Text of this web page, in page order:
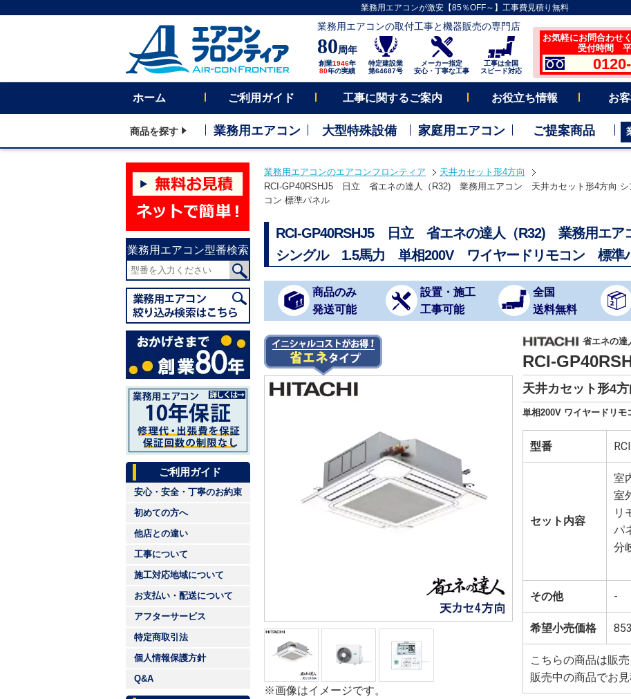
業務用エアコンが激安【85％OFF～】工事費見積り無料
業務用エアコンの取付工事と機器販売の専門店
80周年
創業1946年
80年の実績
特定建設業
第64687号
メーカー指定
安心・丁寧な工事
工事は全国
スピード対応
お気軽にお問合わせ
受付時間 平
ホーム ご利用ガイド 工事に関するご案内 お役立ち情報 お
商品を探す 業務用エアコン 大型特殊設備 家庭用エアコン ご提案商品
業務用エアコン型番検索
ご利用ガイド
安心・安全・丁寧のお約束
初めての方へ
他店との違い
工事について
施工対応地域について
お支払い・配送について
アフターサービス
特定商取引法
個人情報保護方針
Q&A
業務用エアコンのエアコンフロンティア
天井カセット形4方向
RCI-GP40RSHJ5 日立 省エネの達人（R32) 業務用エアコン 天井カセット形4方向
コン 標準パネル
RCI-GP40RSHJ5 日立 省エネの達人（R32) 業務用エア
シングル 1.5馬力 単相200V ワイヤードリモコン 標準
商品のみ
発送可能
設置・施工
工事可能
全国
送料無料
※画像はイメージです。
省エネの達
RCI-
天井カセット形4
単相200V ワイヤードリモ
型番
セット内容
室
室
リ
パ
分
その他 -
希望小売価格
こちらの商品は販売
販売中の商品でお見